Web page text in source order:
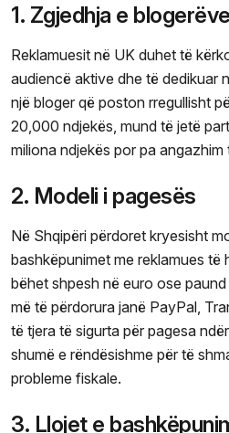
1. Zgjedhja e
Reklamuesit në UK duhet të
audiencë aktive dhe të dedikuar
një bloger që poston rregullisht
20,000 ndjekës, mund të jetë
miliona ndjekës por pa angazhim
2. Modeli i pagesës
Në Shqipëri përdoret kryesisht
bashkëpunimet me reklamues të
bëhet shpesh në euro ose
më të përdorura janë PayPal,
të tjera të sigurta për pagesa
shumë e rëndësishme për të
probleme fiskale.
3. Llojet e